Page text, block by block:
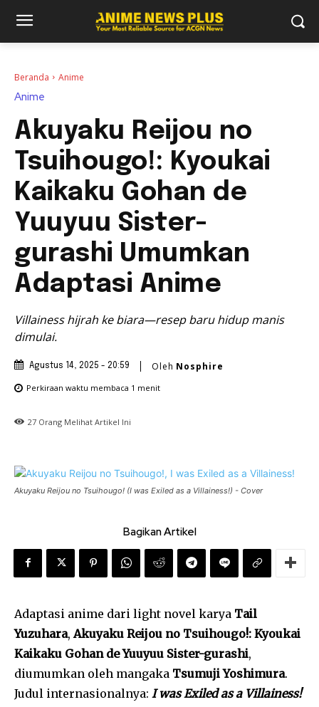
Beranda Anime
Anime
Akuyaku Reijou no
Tsuihougo!: Kyoukai
Kaikaku Gohan de
Yuuyuu Sister-
gurashi Umumkan
Adaptasi Anime
Villainess hijrah ke biara—resep baru hidup manis
dimulai.
Agustus 14, 2025 - 20:59 Oleh Nosphire
Perkiraan waktu membaca 1 menit
27 Orang Melihat Artikel Ini
Akuyaku Reijou no Tsuihougo! (I was Exiled as a Villainess!) - Cover
Bagikan Artikel
Adaptasi anime dari light novel karya Tail
Yuzuhara, Akuyaku Reijou no Tsuihougo!: Kyoukai
Kaikaku Gohan de Yuuyuu Sister-gurashi,
diumumkan oleh mangaka Tsumuji Yoshimura.
Judul internasionalnya: I was Exiled as a Villainess!